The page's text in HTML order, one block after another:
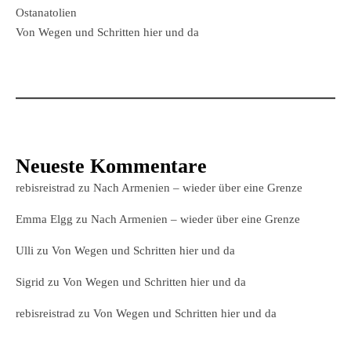
Ostanatolien
Von Wegen und Schritten hier und da
Neueste Kommentare
rebisreistrad zu Nach Armenien – wieder über eine Grenze
Emma Elgg zu Nach Armenien – wieder über eine Grenze
Ulli zu Von Wegen und Schritten hier und da
Sigrid zu Von Wegen und Schritten hier und da
rebisreistrad zu Von Wegen und Schritten hier und da